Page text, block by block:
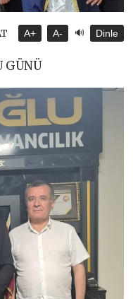
A+ A- 🔊 Dinle
GÜNÜ